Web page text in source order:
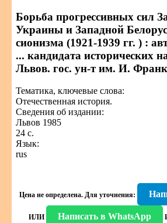
Борьба прогрессивных сил
Украины и Западной
сионизма (1921-1939 гг. ) :
... кандидата исторических
Львов. гос. ун-т им. И.
Тематика, ключевые слова:
Отечественная история.
Сведения об издании:
Львов 1985
24 с.
Язык:
rus
Цена не определена. Для уточнения:
ИЛИ Написать в WhatsApp